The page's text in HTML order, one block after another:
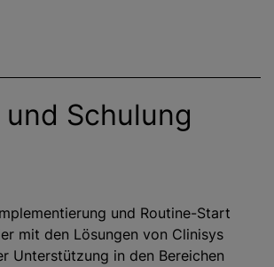
Schulung
und Routine-Start
mit den Lösungen von Clinisys
Unterstützung in den Bereichen